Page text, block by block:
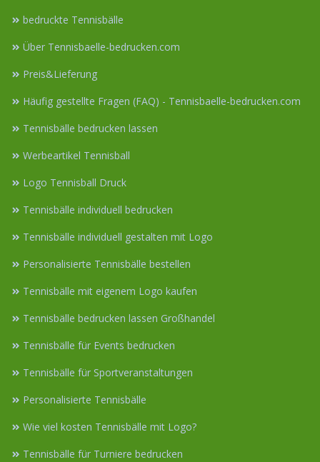
bedruckte Tennisbälle
Über Tennisbaelle-bedrucken.com
Preis&Lieferung
Häufig gestellte Fragen (FAQ) - Tennisbaelle-bedrucken.com
Tennisbälle bedrucken lassen
Werbeartikel Tennisball
Logo Tennisball Druck
Tennisbälle individuell bedrucken
Tennisbälle individuell gestalten mit Logo
Personalisierte Tennisbälle bestellen
Tennisbälle mit eigenem Logo kaufen
Tennisbälle bedrucken lassen Großhandel
Tennisbälle für Events bedrucken
Tennisbälle für Sportveranstaltungen
Personalisierte Tennisbälle
Wie viel kosten Tennisbälle mit Logo?
Tennisbälle für Turniere bedrucken